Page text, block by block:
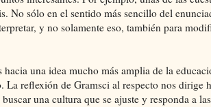
No sólo en el sentido más sencillo del
y no solamente eso, también para
una idea mucho más amplia de la
La reflexión de Gramsci al respecto nos dirige
una cultura que se ajuste y responda a